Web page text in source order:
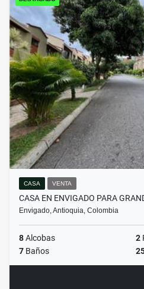
CASA VENTA
CASA EN ENVIGADO PARA
Envigado, Antioquia, Colombia
8Alcobas 2
7 Baños